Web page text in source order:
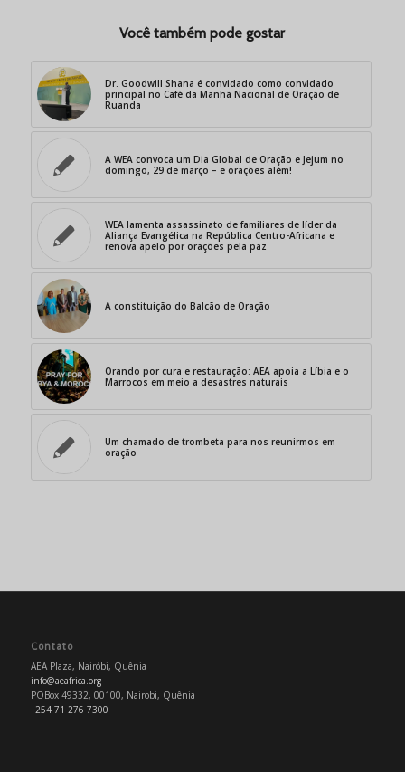
Você também pode gostar
Dr. Goodwill Shana é convidado como convidado
principal no Café da Manhã Nacional de Oração de
Ruanda
A WEA convoca um Dia Global de Oração e Jejum no
domingo, 29 de março – e orações além!
WEA lamenta assassinato de familiares de líder da
Aliança Evangélica na República Centro-Africana e
renova apelo por orações pela paz
A constituição do Balcão de Oração
Orando por cura e restauração: AEA apoia a Líbia e o
Marrocos em meio a desastres naturais
Um chamado de trombeta para nos reunirmos em
oração
Contato
AEA Plaza, Nairóbi, Quênia
info@aeafrica.org
POBox 49332, 00100, Nairobi, Quênia
+254 71 276 7300